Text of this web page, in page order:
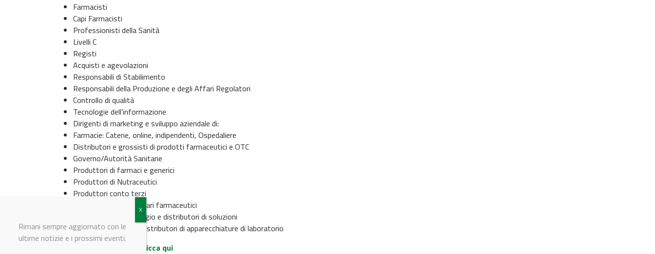
Farmacisti
Capi Farmacisti
Professionisti della Sanità
Livelli C
Registi
Acquisti e agevolazioni
Responsabili di Stabilimento
Responsabili della Produzione e degli Affari Regolatori
Controllo di qualità
Tecnologie dell’informazione
Dirigenti di marketing e sviluppo aziendale di:
Farmacie: Catene, online, indipendenti, Ospedaliere
Distributori e grossisti di prodotti farmaceutici e OTC
Governo/Autorità Sanitarie
Produttori di farmaci e generici
Produttori di Nutraceutici
Produttori conto terzi
Distributori di macchinari farmaceutici
Prodotti per l’imballaggio e distributori di soluzioni
API e materie prime Distributori di apparecchiature di laboratorio
clicca qui
Rimani sempre aggiornato con le
ultime notizie e i prossimi eventi.